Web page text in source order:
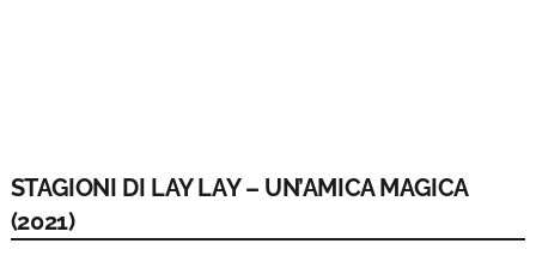
STAGIONI DI LAY LAY – UN’AMICA MAGICA
(2021)